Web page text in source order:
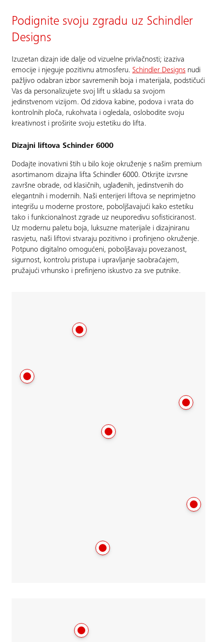
Podignite svoju zgradu uz Schindler
Designs
Izuzetan dizajn ide dalje od vizuelne privlačnosti; izaziva
emocije i njeguje pozitivnu atmosferu. Schindler Designs nudi
pažljivo odabran izbor savremenih boja i materijala, podstičući
Vas da personalizujete svoj lift u skladu sa svojom
jedinstvenom vizijom. Od zidova kabine, podova i vrata do
kontrolnih ploča, rukohvata i ogledala, oslobodite svoju
kreativnost i proširite svoju estetiku do lifta.
Dizajni liftova Schinder 6000
Dodajte inovativni štih u bilo koje okruženje s našim premium
asortimanom dizajna lifta Schindler 6000. Otkrijte izvrsne
završne obrade, od klasičnih, uglađenih, jedinstvenih do
elegantnih i modernih. Naši enterijeri liftova se neprimjetno
integrišu u moderne prostore, poboljšavajući kako estetiku
tako i funkcionalnost zgrade uz neuporedivu sofisticiranost.
Uz modernu paletu boja, luksuzne materijale i dizajniranu
rasvjetu, naši liftovi stvaraju pozitivno i profinjeno okruženje.
Potpuno digitalno omogućeni, poboljšavaju povezanost,
sigurnost, kontrolu pristupa i upravljanje saobraćajem,
pružajući vrhunsko i prefinjeno iskustvo za sve putnike.